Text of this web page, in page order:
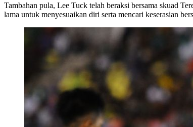
Tambahan pula, Lee Tuck telah beraksi bersama skuad
lama untuk menyesuaikan diri serta mencari keserasian